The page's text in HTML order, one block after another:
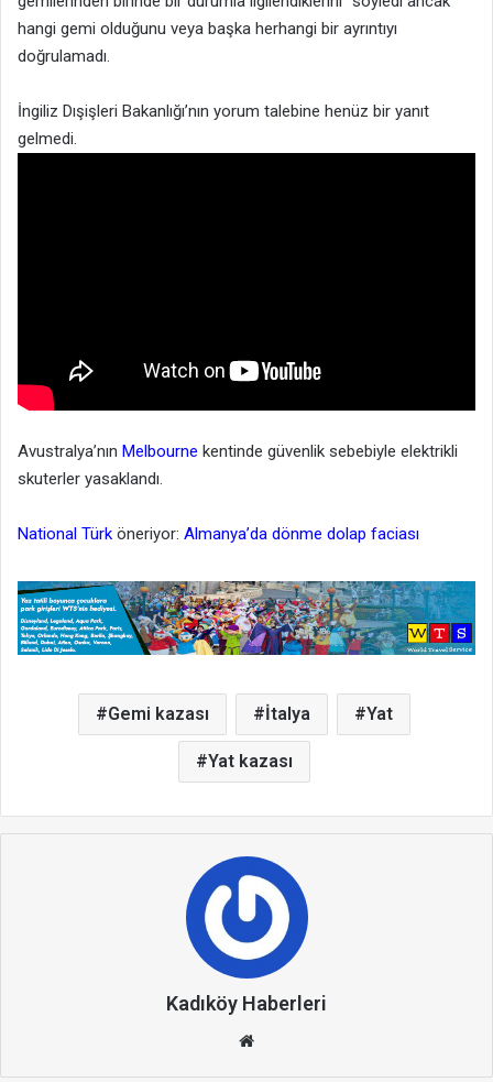
hangi gemi olduğunu veya başka herhangi bir ayrıntıyı
doğrulamadı.
İngiliz Dışişleri Bakanlığı’nın yorum talebine henüz bir yanıt
gelmedi.
Avustralya’nın Melbourne kentinde güvenlik sebebiyle elektrikli
skuterler yasaklandı.
National Türk öneriyor: Almanya’da dönme dolap faciası
Gemi kazası İtalya Yat
Yat kazası
Kadıköy Haberleri